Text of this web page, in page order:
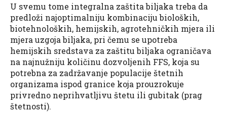
U svemu tome integralna zaštita biljaka treba da
predloži najoptimalniju kombinaciju bioloških,
biotehnoloških, hemijskih, agrotehničkih mjera ili
mjera uzgoja biljaka, pri čemu se upotreba
hemijskih sredstava za zaštitu biljaka ograničava
na najnužniju količinu dozvoljenih FFS, koja su
potrebna za zadržavanje populacije štetnih
organizama ispod granice koja prouzrokuje
privredno neprihvatljivu štetu ili gubitak (prag
štetnosti).